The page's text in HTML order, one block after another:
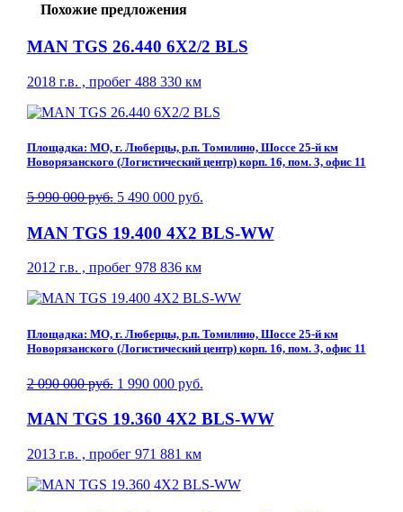
Похожие предложения
MAN TGS 26.440 6X2/2 BLS
2018 г.в. , пробег 488 330 км
Площадка: МО, г. Люберцы, р.п. Томилино, Шоссе 25-й км
Новорязанского (Логистический центр) корп. 16, пом. 3, офис 11
5 990 000 руб. 5 490 000 руб.
MAN TGS 19.400 4X2 BLS-WW
2012 г.в. , пробег 978 836 км
Площадка: МО, г. Люберцы, р.п. Томилино, Шоссе 25-й км
Новорязанского (Логистический центр) корп. 16, пом. 3, офис 11
2 090 000 руб. 1 990 000 руб.
MAN TGS 19.360 4X2 BLS-WW
2013 г.в. , пробег 971 881 км